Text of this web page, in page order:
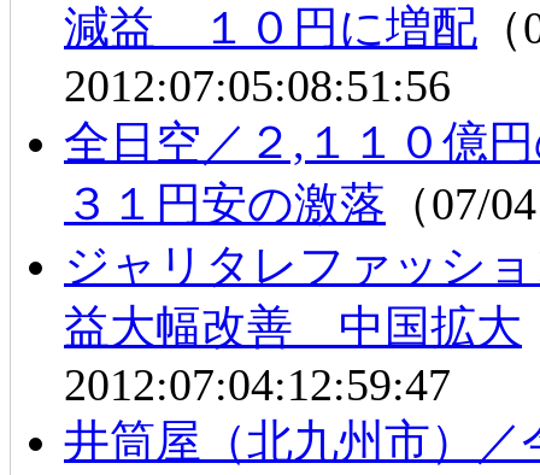
減益 １０円に増配
2012:07:05:08:51:56
全日空／２,１１０億
３１円安の激落 （07/
ジャリタレファッシ
益大幅改善 中国拡大
2012:07:04:12:59:47
井筒屋（北九州市）